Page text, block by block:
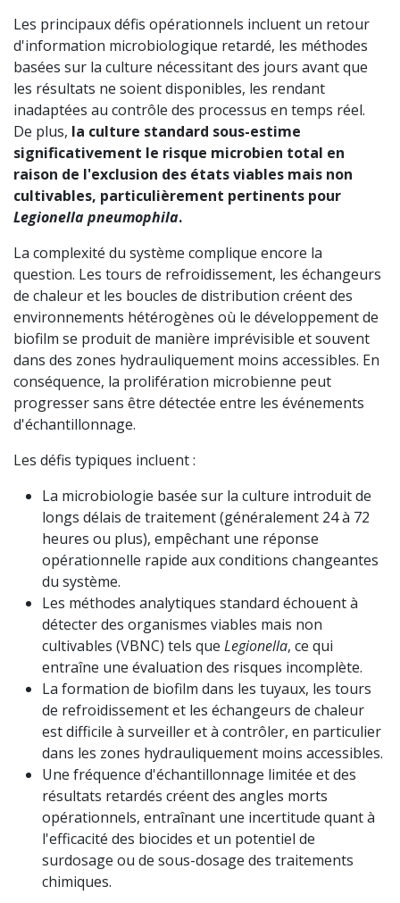
Les principaux défis opérationnels incluent un retour
d'information microbiologique retardé, les méthodes
basées sur la culture nécessitant des jours avant que
les résultats ne soient disponibles, les rendant
inadaptées au contrôle des processus en temps réel.
De plus, la culture standard sous-estime
significativement le risque microbien total en
raison de l'exclusion des états viables mais non
cultivables, particulièrement pertinents pour
Legionella pneumophila.
La complexité du système complique encore la
question. Les tours de refroidissement, les échangeurs
de chaleur et les boucles de distribution créent des
environnements hétérogènes où le développement de
biofilm se produit de manière imprévisible et souvent
dans des zones hydrauliquement moins accessibles. En
conséquence, la prolifération microbienne peut
progresser sans être détectée entre les événements
d'échantillonnage.
Les défis typiques incluent :
La microbiologie basée sur la culture introduit de
longs délais de traitement (généralement 24 à 72
heures ou plus), empêchant une réponse
opérationnelle rapide aux conditions changeantes
du système.
Les méthodes analytiques standard échouent à
détecter des organismes viables mais non
cultivables (VBNC) tels que Legionella, ce qui
entraîne une évaluation des risques incomplète.
La formation de biofilm dans les tuyaux, les tours
de refroidissement et les échangeurs de chaleur
est difficile à surveiller et à contrôler, en particulier
dans les zones hydrauliquement moins accessibles.
Une fréquence d'échantillonnage limitée et des
résultats retardés créent des angles morts
opérationnels, entraînant une incertitude quant à
l'efficacité des biocides et un potentiel de
surdosage ou de sous-dosage des traitements
chimiques.